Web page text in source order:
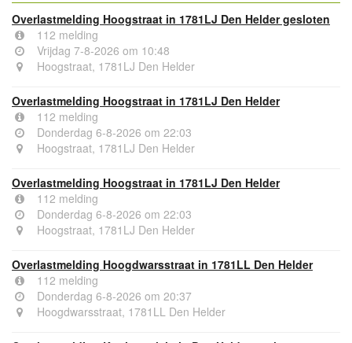
Overlastmelding Hoogstraat in 1781LJ Den Helder gesloten
112 melding
Vrijdag 7-8-2026 om 10:48
Hoogstraat, 1781LJ Den Helder
Overlastmelding Hoogstraat in 1781LJ Den Helder
112 melding
Donderdag 6-8-2026 om 22:03
Hoogstraat, 1781LJ Den Helder
Overlastmelding Hoogstraat in 1781LJ Den Helder
112 melding
Donderdag 6-8-2026 om 22:03
Hoogstraat, 1781LJ Den Helder
Overlastmelding Hoogdwarsstraat in 1781LL Den Helder
112 melding
Donderdag 6-8-2026 om 20:37
Hoogdwarsstraat, 1781LL Den Helder